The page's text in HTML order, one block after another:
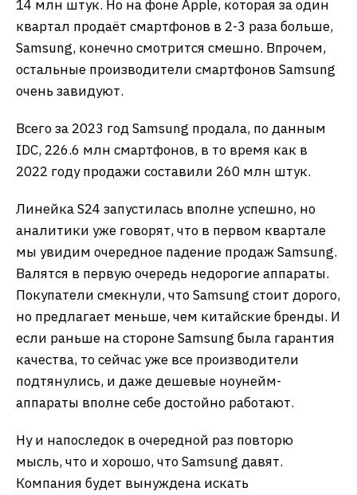
14 млн штук. Но на фоне Apple, которая за один
квартал продаёт смартфонов в 2-3 раза больше,
Samsung, конечно смотрится смешно. Впрочем,
остальные производители смартфонов Samsung
очень завидуют.
Всего за 2023 год Samsung продала, по данным
IDC, 226.6 млн смартфонов, в то время как в
2022 году продажи составили 260 млн штук.
Линейка S24 запустилась вполне успешно, но
аналитики уже говорят, что в первом квартале
мы увидим очередное падение продаж Samsung.
Валятся в первую очередь недорогие аппараты.
Покупатели смекнули, что Samsung стоит дорого,
но предлагает меньше, чем китайские бренды. И
если раньше на стороне Samsung была гарантия
качества, то сейчас уже все производители
подтянулись, и даже дешевые ноунейм-
аппараты вполне себе достойно работают.
Ну и напоследок в очередной раз повторю
мысль, что и хорошо, что Samsung давят.
Компания будет вынуждена искать